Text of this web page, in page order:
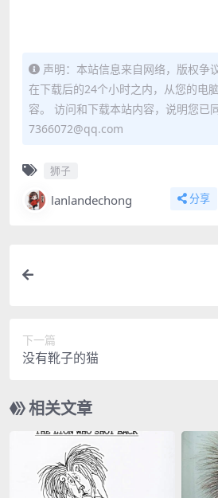
声明：本站信息来自网络，版权争
在下载后的24个小时之内，从您的电
容。 访问和下载本站内容，说明您已
7366072@qq.com
狮子
lanlandechong 分享
下一篇
没有靴子的猫
相关文章